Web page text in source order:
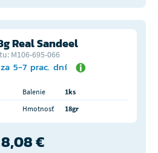
Real Sandeel
M106-695-066
5-7 prac. dní
Balenie
1ks
Hmotnosť 18gr
8,08 €